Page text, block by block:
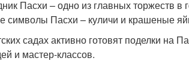
Пасхи – одно из главных торжеств в
символы Пасхи – куличи и крашеные
садах активно готовят поделки на
и мастер-классов.